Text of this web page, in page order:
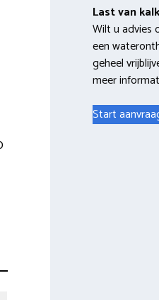
Last van
Wilt u advies
een
geheel
meer
Start